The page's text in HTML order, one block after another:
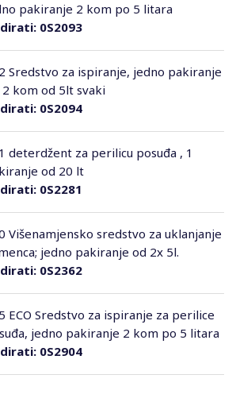
0S2093
pakiranje 2 kom po 5 litara
0S2094
Sredstvo za ispiranje, jedno pakiranje
kom od 5lt svaki
0S2281
deterdžent za perilicu posuđa , 1
od 20 lt
0S2362
Višenamjensko sredstvo za uklanjanje
jedno pakiranje od 2x 5l.
0S2904
ECO Sredstvo za ispiranje za perilice
jedno pakiranje 2 kom po 5 litara